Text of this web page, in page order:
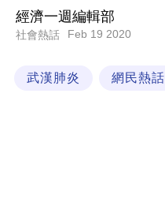
科
技
經濟一週編輯部
社會熱話 Feb 19 2020
武漢肺炎 網民熱話